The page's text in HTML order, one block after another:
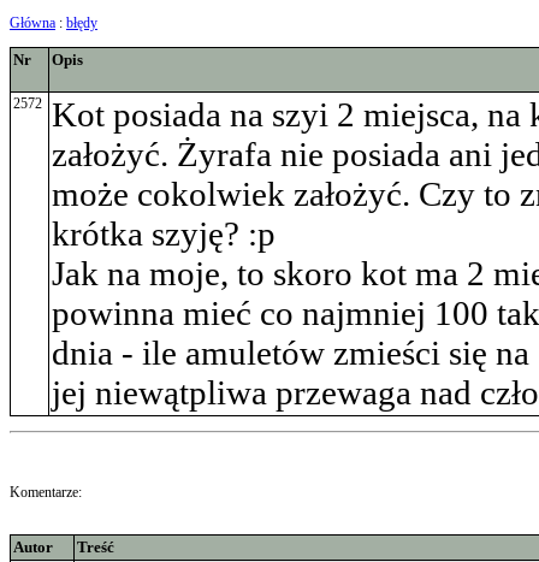
Główna : błędy
Nr Opis
2572 Kot posiada na szyi 2 miejsca, na
założyć. Żyrafa nie posiada ani
może cokolwiek założyć. Czy to
krótka szyję? :p
Jak na moje, to skoro kot ma 2
powinna mieć co najmniej 100
dnia - ile amuletów zmieści się
jej niewątpliwa przewaga nad
Komentarze:
Autor Treść